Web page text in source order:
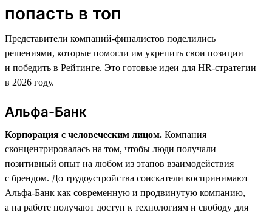
попасть в топ
Представители компаний-финалистов поделились
решениями, которые помогли им укрепить свои позиции
и победить в Рейтинге. Это готовые идеи для HR-стратегии
в 2026 году.
Альфа-Банк
Корпорация с человеческим лицом. Компания
сконцентрировалась на том, чтобы люди получали
позитивный опыт на любом из этапов взаимодействия
с брендом. До трудоустройства соискатели воспринимают
Альфа-Банк как современную и продвинутую компанию,
а на работе получают доступ к технологиям и свободу для